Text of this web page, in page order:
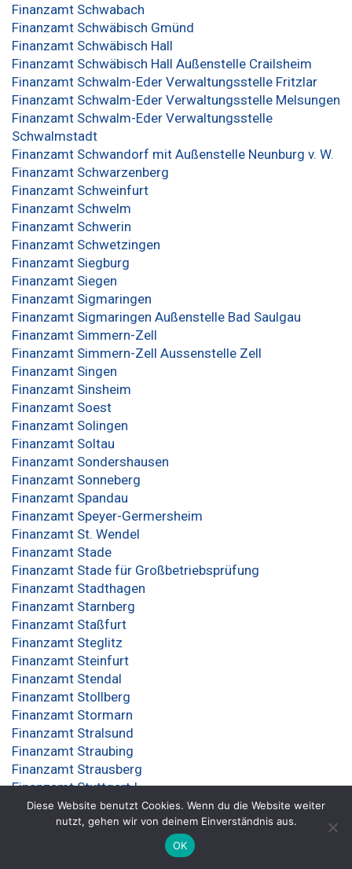
Finanzamt Schwabach
Finanzamt Schwäbisch Gmünd
Finanzamt Schwäbisch Hall
Finanzamt Schwäbisch Hall Außenstelle Crailsheim
Finanzamt Schwalm-Eder Verwaltungsstelle Fritzlar
Finanzamt Schwalm-Eder Verwaltungsstelle Melsungen
Finanzamt Schwalm-Eder Verwaltungsstelle
Schwalmstadt
Finanzamt Schwandorf mit Außenstelle Neunburg v. W.
Finanzamt Schwarzenberg
Finanzamt Schweinfurt
Finanzamt Schwelm
Finanzamt Schwerin
Finanzamt Schwetzingen
Finanzamt Siegburg
Finanzamt Siegen
Finanzamt Sigmaringen
Finanzamt Sigmaringen Außenstelle Bad Saulgau
Finanzamt Simmern-Zell
Finanzamt Simmern-Zell Aussenstelle Zell
Finanzamt Singen
Finanzamt Sinsheim
Finanzamt Soest
Finanzamt Solingen
Finanzamt Soltau
Finanzamt Sondershausen
Finanzamt Sonneberg
Finanzamt Spandau
Finanzamt Speyer-Germersheim
Finanzamt St. Wendel
Finanzamt Stade
Finanzamt Stade für Großbetriebsprüfung
Finanzamt Stadthagen
Finanzamt Starnberg
Finanzamt Staßfurt
Finanzamt Steglitz
Finanzamt Steinfurt
Finanzamt Stendal
Finanzamt Stollberg
Finanzamt Stormarn
Finanzamt Stralsund
Finanzamt Straubing
Finanzamt Strausberg
Finanzamt Stuttgart I
Finanzamt Stuttgart II
Finanzamt Stuttgart III
Finanzamt Stuttgart Zentrales Konzernprüfungsamt
Diese Website benutzt Cookies. Wenn du die Website weiter
nutzt, gehen wir von deinem Einverständnis aus.
OK